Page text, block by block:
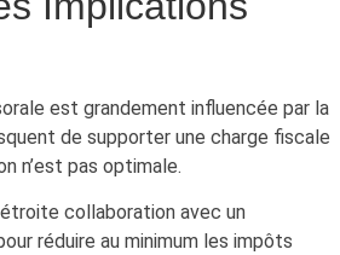
est grandement influencée par la
de supporter une charge fiscale
n’est pas optimale.
collaboration avec un
réduire au minimum les impôts